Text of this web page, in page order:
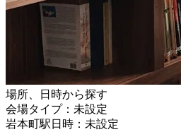
場所、日時から探す
会場タイプ：未設定
岩本町駅日時：未設定